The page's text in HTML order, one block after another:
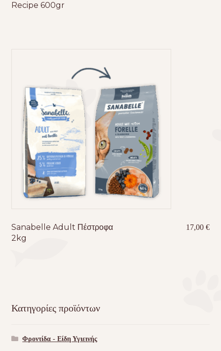
Recipe 600gr
Sanabelle Adult Πέστροφα
2kg
17,00€
Κατηγορίες προϊόντων
Φροντίδα - Είδη Υγιεινής